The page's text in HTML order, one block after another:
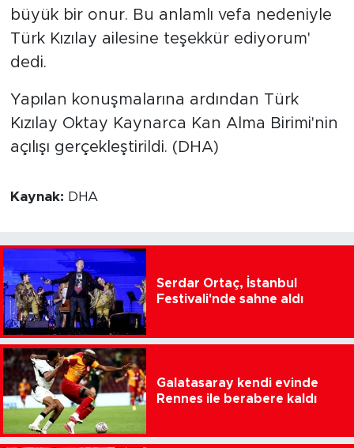
büyük bir onur. Bu anlamlı vefa nedeniyle
Türk Kızılay ailesine teşekkür ediyorum'
dedi.
Yapılan konuşmalarına ardından Türk
Kızılay Oktay Kaynarca Kan Alma Birimi'nin
açılışı gerçekleştirildi. (DHA)
Kaynak: DHA
Serdar Ortaç, İstanbul
Festivali'nde sahne aldı
Galatasaray kendi evinde
Rennes ile berabere kaldı